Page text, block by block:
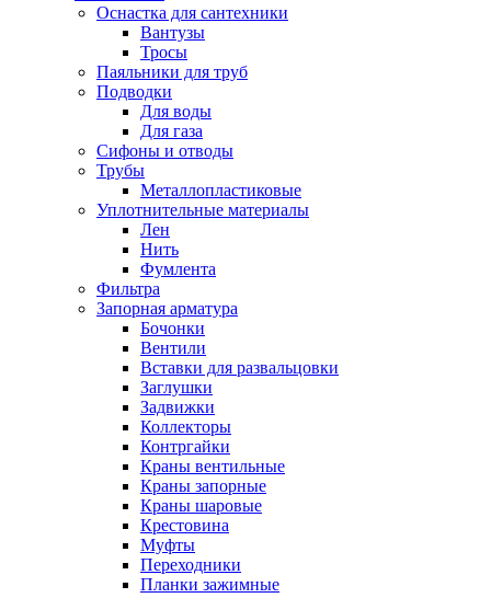
Оснастка для сантехники
Вантузы
Тросы
Паяльники для труб
Подводки
Для воды
Для газа
Сифоны и отводы
Трубы
Металлопластиковые
Уплотнительные материалы
Лен
Нить
Фумлента
Фильтра
Запорная арматура
Бочонки
Вентили
Вставки для развальцовки
Заглушки
Задвижки
Коллекторы
Контргайки
Краны вентильные
Краны запорные
Краны шаровые
Крестовина
Муфты
Переходники
Планки зажимные